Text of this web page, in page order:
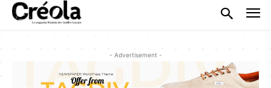
- Advertisement -